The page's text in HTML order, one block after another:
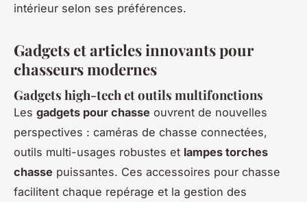
intérieur selon ses préférences.
Gadgets et articles innovants pour
chasseurs modernes
Gadgets high-tech et outils multifonctions
Les gadgets pour chasse ouvrent de nouvelles
perspectives : caméras de chasse connectées,
outils multi-usages robustes et lampes torches
chasse puissantes. Ces accessoires pour chasse
facilitent chaque repérage et la gestion des